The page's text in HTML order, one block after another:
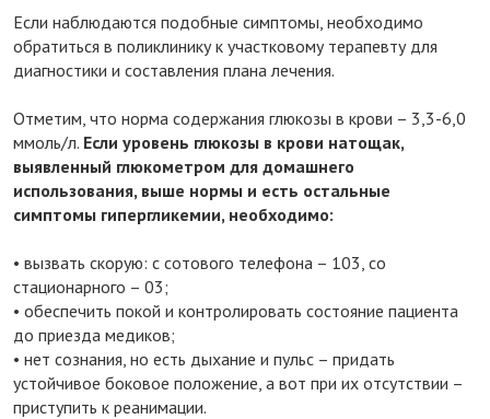
Если наблюдаются подобные симптомы, необходимо
обратиться в поликлинику к участковому терапевту для
диагностики и составления плана лечения.
Отметим, что норма содержания глюкозы в крови – 3,3-6,0
ммоль/л. Если уровень глюкозы в крови натощак,
выявленный глюкометром для домашнего
использования, выше нормы и есть остальные
симптомы гипергликемии, необходимо:
• вызвать скорую: с сотового телефона – 103, со
стационарного – 03;
• обеспечить покой и контролировать состояние пациента
до приезда медиков;
• нет сознания, но есть дыхание и пульс – придать
устойчивое боковое положение, а вот при их отсутствии –
приступить к реанимации.